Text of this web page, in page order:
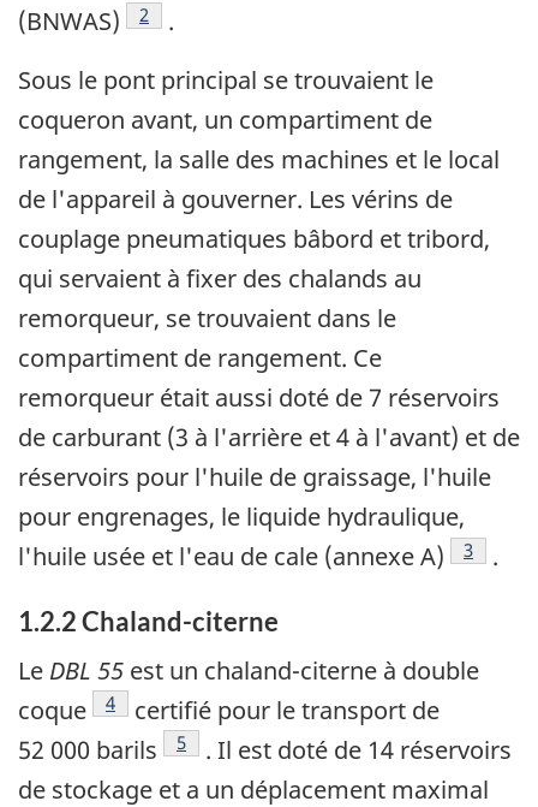
(BNWAS)
Note de bas de page
2
.
Sous le pont principal se trouvaient le
coqueron avant, un compartiment de
rangement, la salle des machines et le local
de l'appareil à gouverner. Les vérins de
couplage pneumatiques bâbord et tribord,
qui servaient à fixer des chalands au
remorqueur, se trouvaient dans le
compartiment de rangement. Ce
remorqueur était aussi doté de 7 réservoirs
de carburant (3 à l'arrière et 4 à l'avant) et de
réservoirs pour l'huile de graissage, l'huile
pour engrenages, le liquide hydraulique,
l'huile usée et l'eau de cale (annexe A)
Note de
3
.
1.2.2 Chaland-citerne
Le DBL 55 est un chaland-citerne à double
coque
Note de bas de page
4
certifié pour le transport de
52 000 barils
Note de bas de page
5
. Il est doté de 14 réservoirs
de stockage et a un déplacement maximal